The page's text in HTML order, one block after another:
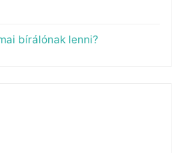
bírálónak lenni?